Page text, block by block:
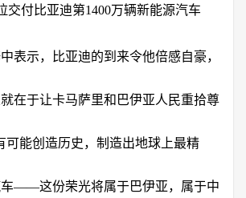
交付比亚迪第1400万辆新能源汽车
表示，比亚迪的到来令他倍感自豪，
在于让卡马萨里和巴伊亚人民重拾尊
可能创造历史，制造出地球上最精
车——这份荣光将属于巴伊亚，属于中